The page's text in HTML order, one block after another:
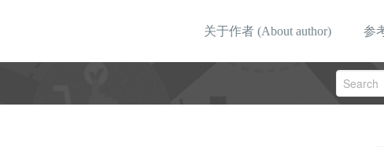
关于作者 (About author) 参